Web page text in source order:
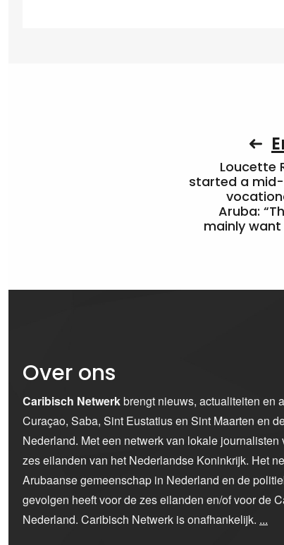
Loucette
started a
Aruba:
mainly
Over ons
Caribisch Netwerkbrengt nieuws, actualiteiten en
Curaçao, Saba, Sint Eustatius en Sint Maarten en
Nederland. Met een netwerk van lokale
zes eilanden van het Nederlandse Koninkrijk. Het
Arubaanse gemeenschap in Nederland en de
gevolgen heeft voor de zes eilanden en/of voor de
Nederland. Caribisch Netwerk is onafhankelijk. ...